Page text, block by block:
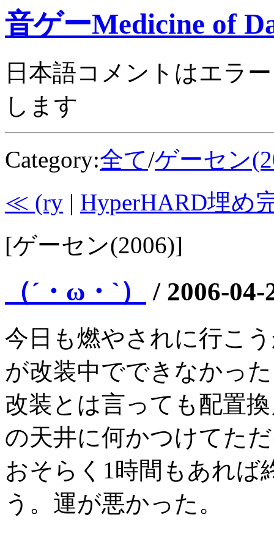
音ゲーMedicine of
日本語コメントはエラ
します
Category:全て/ゲーセン
≪ (ry | HyperHARD埋め
[ゲーセン(2006)]
（´・ω・`） / 2006-04-
今日も燃やされに行こ
が改装中でできなかっ
改装とは言っても配置
の天井に何かつけてた
おそらく1時間もあれば
う。運が悪かった。